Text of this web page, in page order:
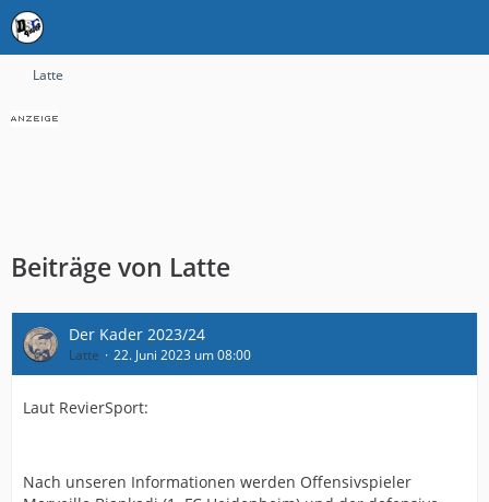
Latte
Beiträge von Latte
Der Kader 2023/24
Latte 22. Juni 2023 um 08:00
Laut RevierSport:
Nach unseren Informationen werden Offensivspieler